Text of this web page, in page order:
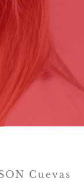
Cuevas